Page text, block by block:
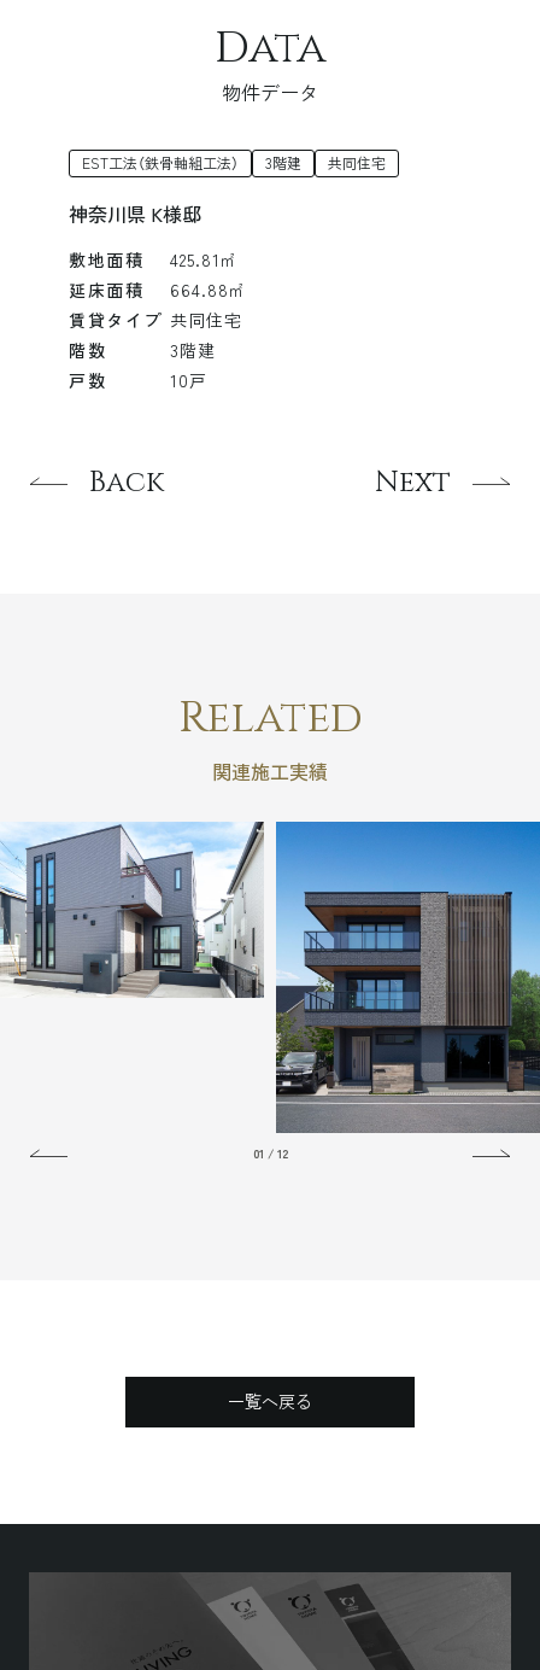
Data
物件データ
EST工法（鉄骨軸組工法） 3階建 共同住宅
神奈川県 K様邸
敷地面積
425.81㎡
延床面積
664.88㎡
賃貸タイプ 共同住宅
階数
3階建
戸数
10戸
Back Next
Related
関連施工実績
New
空間作りにセンスが詰まった重
01 / 12
一覧へ戻る